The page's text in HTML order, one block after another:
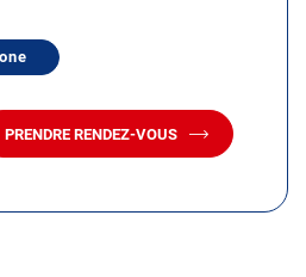
PRENDRE RENDEZ-VOUS
AVEC